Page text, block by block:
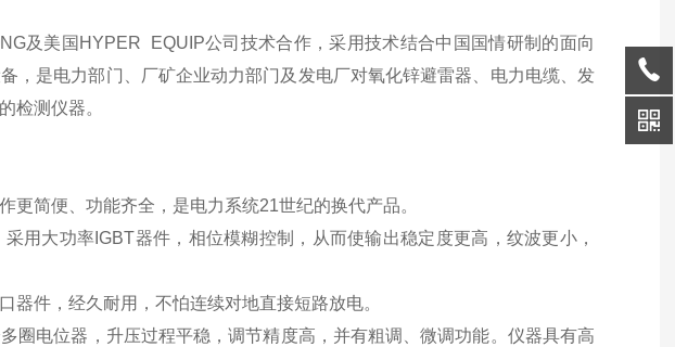
及美国HYPER EQUIP公司技术合作，采用技术结合中国国情研制的面向
，是电力部门、厂矿企业动力部门及发电厂对氧化锌避雷器、电力电缆、发
检测仪器。
简便、功能齐全，是电力系统21世纪的换代产品。
用大功率IGBT器件，相位模糊控制，从而使输出稳定度更高，纹波更小，
器件，经久耐用，不怕连续对地直接短路放电。
圈电位器，升压过程平稳，调节精度高，并有粗调、微调功能。仪器具有高